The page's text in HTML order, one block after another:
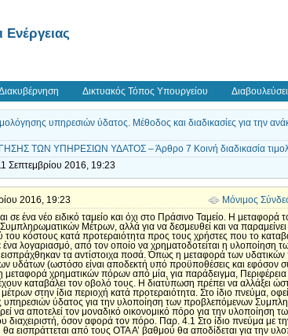
Ενέργειας
Δικτυακός Τόπος Υπουργείου
υπηρεσιών ύδατος. Μέθοδος και διαδικασίες για την
ΤΩΝ ΥΠΗΡΕΣΙΩΝ ΥΔΑΤΟΣ – Άρθρο 7 Κοινή διαδικασία
Σεπτεμβρίου 2016, 19:23
2016, 19:23
Μόνιμος
σε ένα νέο ειδικό ταμείο και όχι στο Πράσινο Ταμείο. Η
Μέτρων, αλλά για να δεσμευθεί και να
κόστους κατά προτεραιότητα προς τους χρήστες που το
λογαριασμό, από τον οποίο να χρηματοδοτείται η υλοποίηση
εισπράχθηκαν τα αντίστοιχα ποσά. Όπως η μεταφορά των
των υδάτων (ωστόσο είναι αποδεκτή υπό προϋποθέσεις και εφόσον
η μεταφορά χρηματικών πόρων από μία, για παράδειγμα,
καταβάλει τον οβολό τους. Η διατύπωση πρέπει να αλλάξει
στην ίδια περιοχή κατά προτεραιότητα. Στο ίδιο πνεύμα,
υπηρεσιών ύδατος για την υλοποίηση των προβλεπόμενων
να αποτελεί τον μοναδικό οικονομικό πόρο για την
διαχειριστή, όσον αφορά τον πόρο. Παρ. 4.1 Στο ίδιο πνεύμα με
θα εισπράττεται από τους ΟΤΑ Α’ βαθμού θα αποδίδεται για την